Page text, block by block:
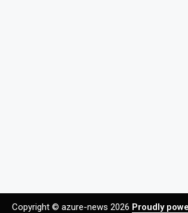
Copyright © azure-news 2026 Proudly